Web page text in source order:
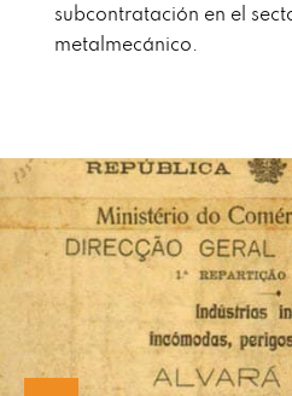
subcontratación en el
metalmecánico.